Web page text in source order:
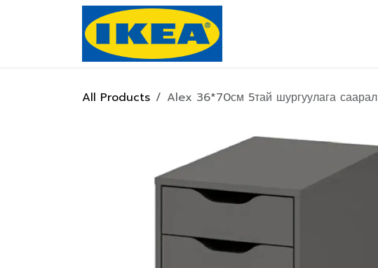
Skip to Content
All Products Alex 36*70см 5тай шургуулага саарал